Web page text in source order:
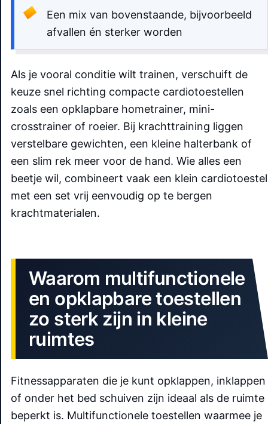
Een mix van bovenstaande, bijvoorbeeld
afvallen én sterker worden
Als je vooral conditie wilt trainen, verschuift de
keuze snel richting compacte cardiotoestellen
zoals een opklapbare hometrainer, mini-
crosstrainer of roeier. Bij krachttraining liggen
verstelbare gewichten, een kleine halterbank of
een slim rek meer voor de hand. Wie alles een
beetje wil, combineert vaak een klein cardiotoestel
met een set vrij eenvoudig op te bergen
krachtmaterialen.
Waarom multifunctionele
en opklapbare toestellen
zo sterk zijn in kleine
ruimtes
Fitnessapparaten die je kunt opklappen, inklappen
of onder het bed schuiven zijn ideaal als de ruimte
beperkt is. Multifunctionele toestellen waarmee je